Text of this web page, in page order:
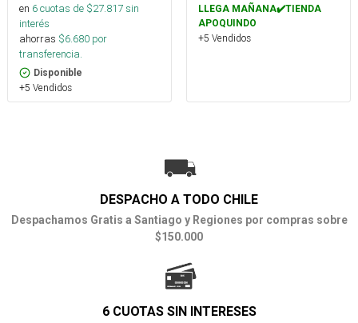
en 6cuotas de $27.817sin
interés
ahorras $6.680 por
transferencia.
Disponible
+5 Vendidos
LLEGA MAÑANA✔️TIENDA
APOQUINDO
+5 Vendidos
DESPACHO A TODO CHILE
Despachamos Gratis a Santiago y Regiones por compras sobre
$150.000
6 CUOTAS SIN INTERESES